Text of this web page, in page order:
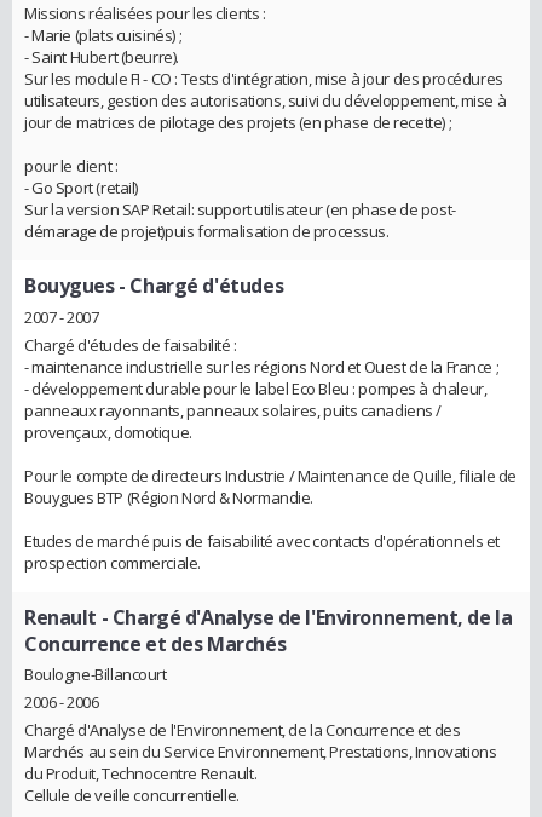
Missions réalisées pour les clients :
- Marie (plats cuisinés) ;
- Saint Hubert (beurre).
Sur les module FI - CO : Tests d'intégration, mise à jour des procédures
utilisateurs, gestion des autorisations, suivi du développement, mise à
jour de matrices de pilotage des projets (en phase de recette) ;
pour le client :
- Go Sport (retail)
Sur la version SAP Retail: support utilisateur (en phase de post-
démarage de projet)puis formalisation de processus.
Bouygues- Chargé d'études
2007 - 2007
Chargé d'études de faisabilité :
- maintenance industrielle sur les régions Nord et Ouest de la France ;
- développement durable pour le label Eco Bleu : pompes à chaleur,
panneaux rayonnants, panneaux solaires, puits canadiens /
provençaux, domotique.
Pour le compte de directeurs Industrie / Maintenance de Quille, filiale de
Bouygues BTP (Région Nord & Normandie.
Etudes de marché puis de faisabilité avec contacts d'opérationnels et
prospection commerciale.
Renault - Chargé d'Analyse de l'Environnement, de la
Concurrence et des Marchés
Boulogne-Billancourt
2006 - 2006
Chargé d'Analyse de l'Environnement, de la Concurrence et des
Marchés au sein du Service Environnement, Prestations, Innovations
du Produit, Technocentre Renault.
Cellule de veille concurrentielle.